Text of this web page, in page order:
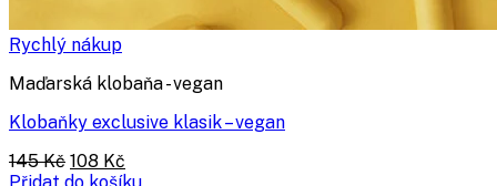
Rychlý nákup
Maďarská klobaňa - vegan
Klobaňky exclusive klasik – vegan
145Kč Původní
cena
108 Kč
cena